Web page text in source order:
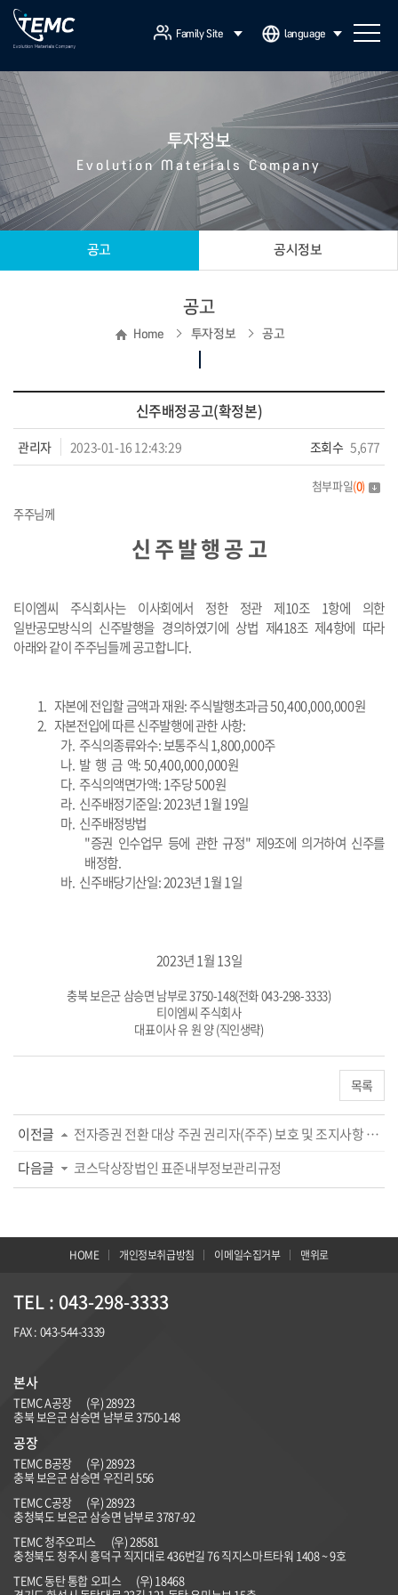
Family Site language
투자정보
Evolution Materials Company
공고 공시정보
공고
Home 투자정보 공고
신주배정공고(확정본)
관리자 2023-01-16 12:43:29 조회수 5,677
첨부파일(0)
주주님께
신 주 발 행 공 고
티이엠씨 주식회사는 이사회에서 정한 정관 제10조 1항에 의한
일반공모방식의 신주발행을 경의하였기에 상법 제418조 제4항에 따라
아래와 같이 주주님들께 공고합니다.
1. 자본에 전입할 금액과 재원:주식발행초과금 50,400,000,000원
2. 자본전입에 따른 신주발행에 관한 사항:
가. 주식의종류와수:보통주식 1,800,000주
나. 발 행 금 액: 50,400,000,000원
다. 주식의액면가액: 1주당500원
라. 신주배정기준일: 2023년 1월 19일
마. 신주배정방법
"증권 인수업무 등에 관한 규정" 제9조에 의거하여 신주를
배정함.
바. 신주배당기산일: 2023년1월 1일
2023년 1월13일
충북 보은군 삼승면 남부로3750-148(전화043-298-3333)
티이엠씨 주식회사
대표이사 유 원 양(직인생략)
목록
이전글
전자증권 전환 대상 주권 권리자(주주) 보호 및 조지사항 안내
다음글
코스닥상장법인 표준내부정보관리규정
HOME 개인정보취급방침 이메일수집거부 맨위로
TEL : 043-298-3333
FAX : 043-544-3339
본사
TEMC A공장
(우) 28923
충북 보은군 삼승면 남부로 3750-148
공장
TEMC B공장 (우)28923
충북 보은군 삼승면 우진리 556
TEMC C공장
(우) 28923
충청북도 보은군 삼승면 남부로 3787-92
TEMC 청주오피스
(우) 28581
충청북도 청주시 흥덕구 직지대로 436번길 76 직지스마트타워 1408 ~ 9호
TEMC 동탄 통합 오피스
(우) 18468